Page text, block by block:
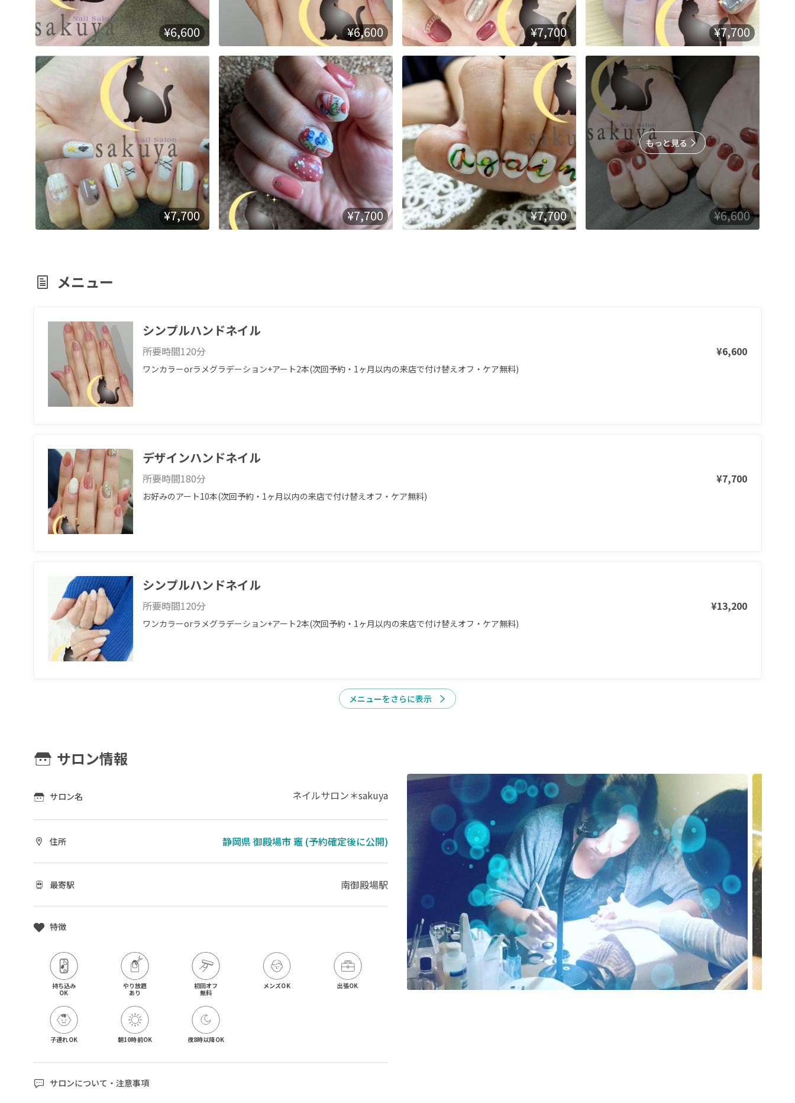
¥6,600 ¥6,600 ¥7,700 ¥7,700
¥7,700 ¥7,700 ¥7,700 ¥6,600
もっと見る
メニュー
シンプルハンドネイル
所要時間120分 ¥6,600
ワンカラーorラメグラデーション+アート2本(次回予約・1ヶ月以内の来店で付け替えオフ・ケア無料)
デザインハンドネイル
所要時間180分 ¥7,700
お好みのアート10本(次回予約・1ヶ月以内の来店で付け替えオフ・ケア無料)
シンプルハンドネイル
所要時間120分 ¥13,200
ワンカラーorラメグラデーション+アート2本(次回予約・1ヶ月以内の来店で付け替えオフ・ケア無料)
メニューをさらに表示
サロン情報
サロン名 ネイルサロン＊sakuya
住所 静岡県 御殿場市 竈 (予約確定後に公開)
最寄駅 南御殿場駅
特徴
持ち込み
OK
やり放題
あり
初回オフ
無料
メンズOK 出張OK
子連れOK 朝10時前OK 夜8時以降OK
サロンについて・注意事項